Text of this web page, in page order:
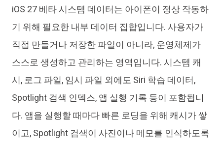
iOS 27 베타 시스템 데이터는 아이폰이 정상 작동하
기 위해 필요한 내부 데이터 집합입니다. 사용자가
직접 만들거나 저장한 파일이 아니라, 운영체제가
스스로 생성하고 관리하는 영역입니다. 시스템 캐
시, 로그 파일, 임시 파일 외에도 Siri 학습 데이터,
Spotlight 검색 인덱스, 앱 실행 기록 등이 포함됩니
다. 앱을 실행할 때마다 빠른 로딩을 위해 캐시가 쌓
이고, Spotlight 검색이 사진이나 메모를 인식하도록